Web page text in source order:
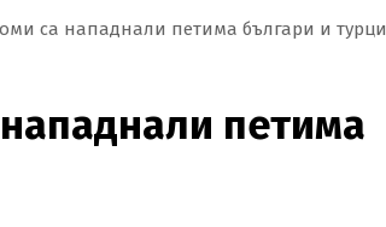
са нападнали петима българи и турци
петима